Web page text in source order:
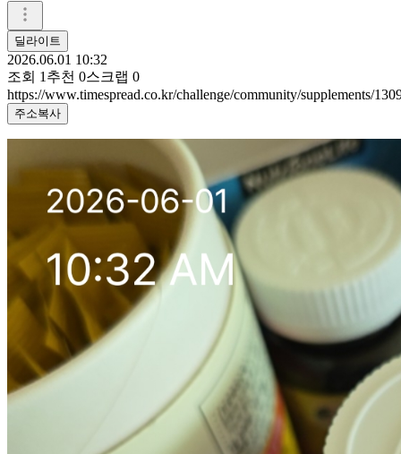
딜라이트
2026.06.01 10:32
조회 1 추천 0스크랩 0
https://www.timespread.co.kr/challenge/community/supplements/
주소복사